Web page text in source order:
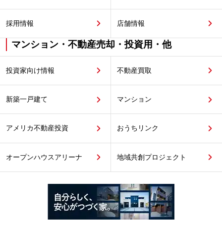
採用情報 店舗情報
マンション・不動産売却・投資用・他
投資家向け情報 不動産買取
新築一戸建て マンション
アメリカ不動産投資 おうちリンク
オープンハウスアリーナ 地域共創プロジェクト